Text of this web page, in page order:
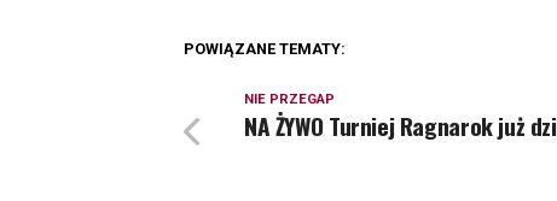
POWIĄZANE TEMATY:
NIE PRZEGAP
NA ŻYWO Turniej Ragnarok już